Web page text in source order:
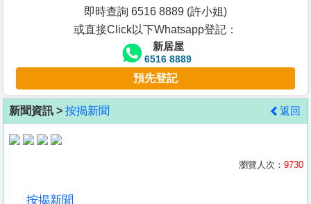
客
地
產
即時查詢 6516 8889 (許小姐)
或直接Click以下Whatsapp登記：
新居屋
6516 8889
預先登記
新聞資訊 > 按揭新聞 返回
瀏覽人次： 9730
按揭新聞